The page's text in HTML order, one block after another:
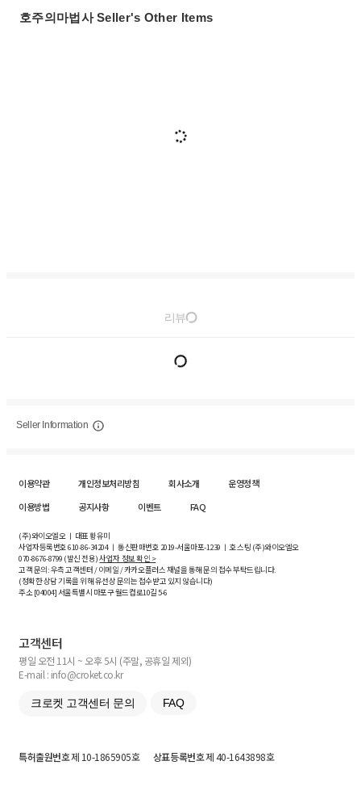
호주의마법사 Seller's Other Items
리뷰
Seller Information
이용약관 개인정보처리방침 회사소개
운영정책
이용방법
공지사항 이벤트 FAQ
(주)와이오엘오 ㅣ 대표 황유미
사업자등록번호610-86-34204ㅣ 통신판매번호 2019-서울마포-1239 ㅣ 호스팅 (주)와이오엘오
070-8676-8799 (발신 전용)사업자 정보 확인 >
고객 문의: 우측 고객센터 / 이메일 / 카카오플러스 채널을 통해 문의 접수 부탁드립니다.
(정확한 상담 기록을 위해 유선상 문의는 접수받고 있지 않습니다)
주소 [04004] 서울특별시 마포구 월드컵로10길5-6
고객센터
평일 오전 11시 ~ 오후 5시 (주말, 공휴일 제외)
E-mail : info@croket.co.kr
크로켓 고객센터 문의 FAQ
특허출원번호제 10-1865905호 상표등록번호제 40-1643898호